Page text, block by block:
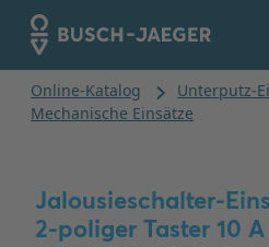
Jalousieschalter-
2-poliger Taster 10 A